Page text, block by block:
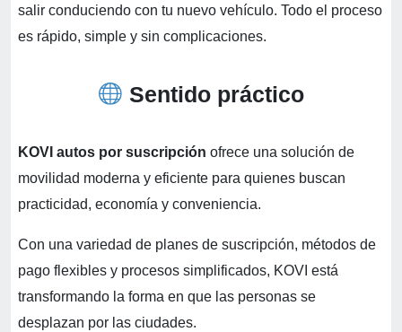
salir conduciendo con tu nuevo vehículo. Todo el proceso
es rápido, simple y sin complicaciones.
Sentido práctico
KOVI autos por suscripción ofrece una solución de
movilidad moderna y eficiente para quienes buscan
practicidad, economía y conveniencia.
Con una variedad de planes de suscripción, métodos de
pago flexibles y procesos simplificados, KOVI está
transformando la forma en que las personas se
desplazan por las ciudades.